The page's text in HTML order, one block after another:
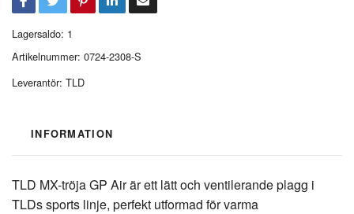
Lagersaldo: 1
Artikelnummer: 0724-2308-S
Leverantör: TLD
INFORMATION
TLD MX-tröja GP Air är ett lätt och ventilerande plagg i
TLDs sports linje, perfekt utformad för varma